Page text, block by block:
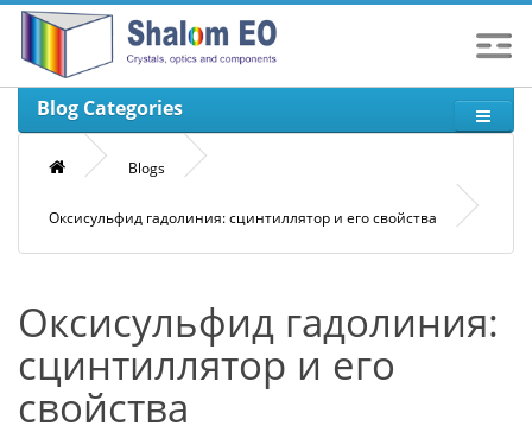
Blog Categories
Blogs
Оксисульфид гадолиния: сцинтиллятор и его свойства
Оксисульфид гадолиния:
сцинтиллятор и его
свойства